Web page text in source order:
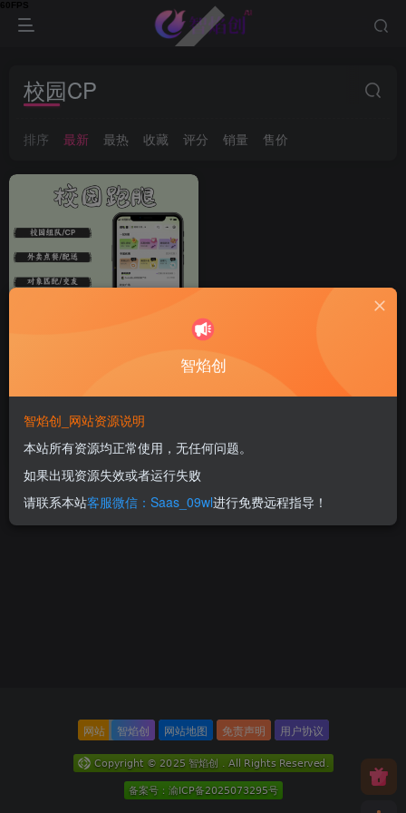
校园CP
排序 最新 最热 收藏 评分 销量 售价
园CP/校园论坛
RMB300
网站 智焰创 网站地图 免责声明 用户协议
智焰创
智焰创_网站资源说明
本站所有资源均正常使用，无任何问题。
如果出现资源失效或者运行失败
请联系本站客服微信：Saas_09wl进行免费远程指导！